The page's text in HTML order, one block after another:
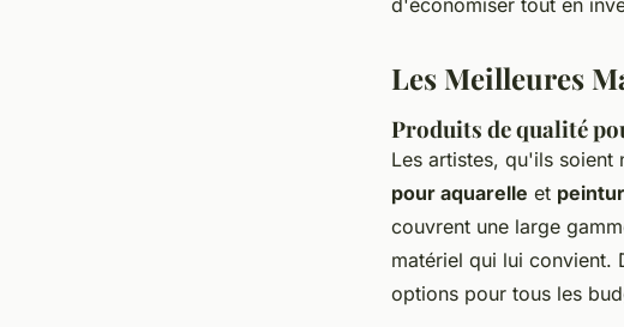
d'économiser tout en
Les Meilleures
Produits de qualité
Les artistes, qu'ils soient
pour aquarelle et
couvrent une large
matériel qui lui convient.
options pour tous les